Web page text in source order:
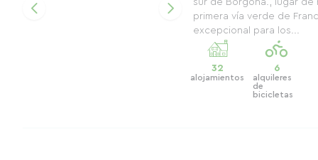
sur de Borgoña., lugar de
primera vía verde de
excepcional para los...
32
alojamientos
6
alquileres
de
bicicletas